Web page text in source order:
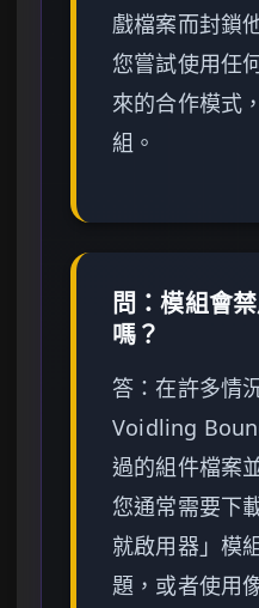
戲檔案而封鎖
您嘗試使用任
來的合作模式
組。
問：模組會
嗎？
答：在許多情
Voidling
過的組件檔案
您通常需要下
就啟用器」模
題，或者使用